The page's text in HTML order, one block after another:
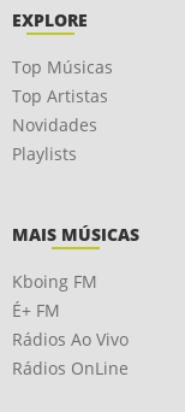
EXPLORE
Top Músicas
Top Artistas
Novidades
Playlists
MAIS MÚSICAS
Kboing FM
É+ FM
Rádios Ao Vivo
Rádios OnLine